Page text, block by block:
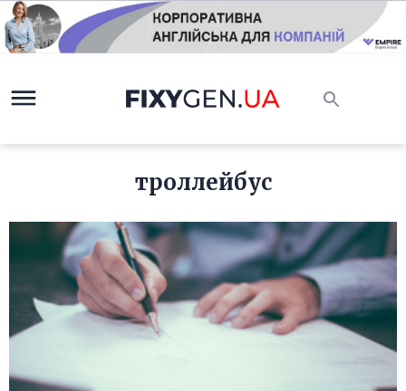
троллейбус